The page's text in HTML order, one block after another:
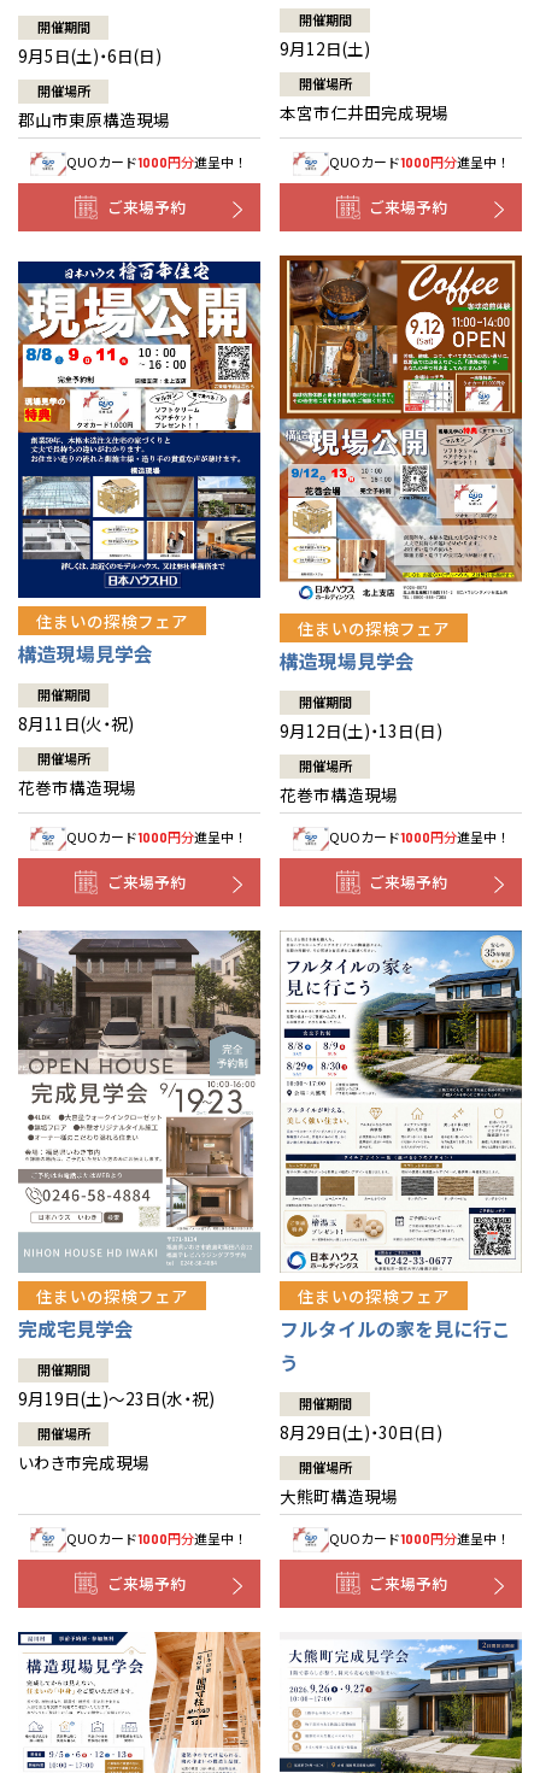
開催期間
9月5日(土)・6日(日)
開催場所
郡山市東原構造現場
QUOカード1000円分進呈中！
ご来場予約
開催期間
9月12日(土)
開催場所
本宮市仁井田完成現場
QUOカード1000円分進呈中！
ご来場予約
住まいの探検フェア
構造現場見学会
開催期間
8月11日(火・祝)
開催場所
花巻市構造現場
QUOカード1000円分進呈中！
ご来場予約
住まいの探検フェア
構造現場見学会
開催期間
9月12日(土)・13日(日)
開催場所
花巻市構造現場
QUOカード1000円分進呈中！
ご来場予約
住まいの探検フェア
完成宅見学会
開催期間
9月19日(土)～23日(水・祝)
開催場所
いわき市完成現場
QUOカード1000円分進呈中！
ご来場予約
住まいの探検フェア
フルタイルの家を見に行こ
う
開催期間
8月29日(土)・30日(日)
開催場所
大熊町構造現場
QUOカード1000円分進呈中！
ご来場予約